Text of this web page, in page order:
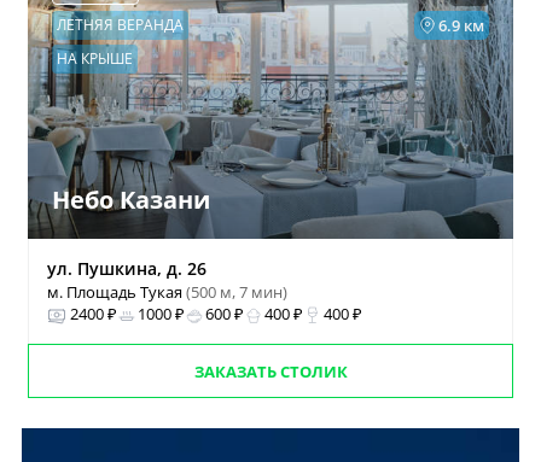
6.9 км
ЛЕТНЯЯ ВЕРАНДА
НА КРЫШЕ
Небо Казани
ул. Пушкина, д. 26
м. Площадь Тукая(500 м, 7 мин)
2400 ₽
1000 ₽ 600 ₽ 400 ₽ 400 ₽
ЗАКАЗАТЬ СТОЛИК